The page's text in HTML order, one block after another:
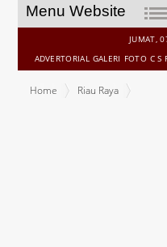
Menu Website
JUMAT,
ADVERTORIAL GALERI FOTO C S
Home
Riau Raya